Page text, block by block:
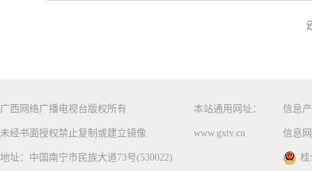
广西网络广播电视台版权所有
未经书面授权禁止复制或建立镜像
地址：中国南宁市民族大道73号(530022)
本站通用网址：
www.gxtv.cn
信息
信息
桂